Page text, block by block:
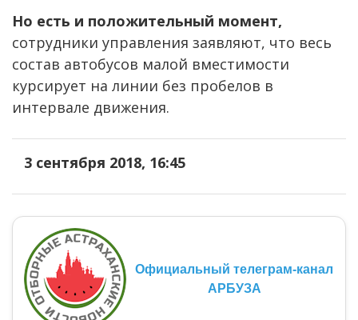
Но есть и положительный момент,
сотрудники управления заявляют, что весь
состав автобусов малой вместимости
курсирует на линии без пробелов в
интервале движения.
3 сентября 2018, 16:45
Официальный телеграм-канал
АРБУЗА